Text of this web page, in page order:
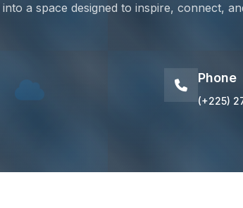
a space designed to inspire, connect,
Phone
(+225)